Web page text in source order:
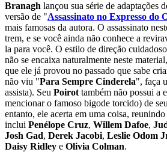
Branagh lançou sua série de adaptações
versão de "Assassinato no Expresso do
mais famosas da autora. O assassinato
trem, e se você ainda não conhece a
la para você. O estilo de direção
não se encaixa naturalmente neste
que ele já provou no passado que sabe
não viu "Para Sempre Cinderela", faça
assista). Seu Poirot também não possui a
mencionar o famoso bigode torcido) de
entanto, ele acerta em uma coisa,
inclui Penélope Cruz, Willem Dafoe,
Josh Gad, Derek Jacobi, Leslie Odom
Daisy Ridley e Olivia Colman.